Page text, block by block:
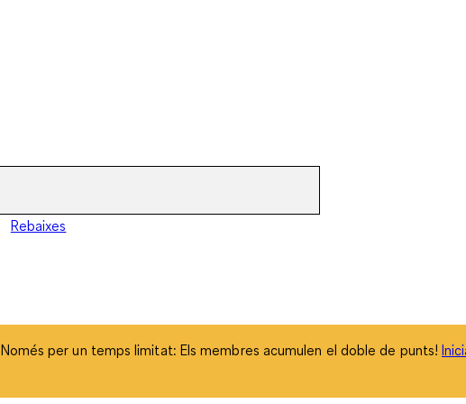
Rebaixes
Només per un temps limitat: Els membres acumulen el doble de punts!